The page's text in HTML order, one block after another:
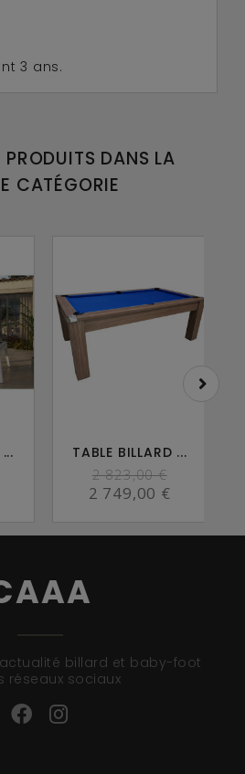
3 ans.
DANS LA
CATÉGORIE
TABLE BILLARD ...
2 823,00 €
2 749,00 €
billard et baby-foot
réseaux sociaux